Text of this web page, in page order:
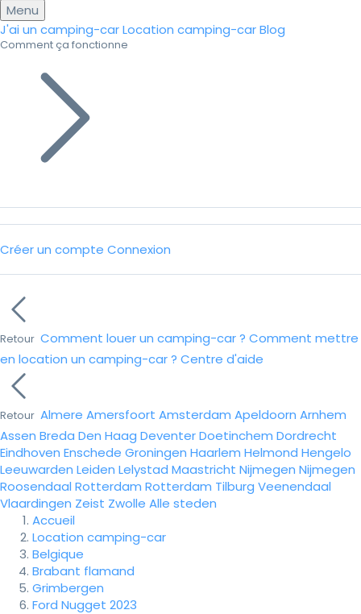
Menu
J'ai un camping-carLocation camping-carBlog
Comment ça fonctionne
Créer un compte Connexion
Retour Comment louer un camping-car ? Comment mettre
en location un camping-car ? Centre d'aide
Retour Almere Amersfoort Amsterdam Apeldoorn Arnhem
Assen Breda Den Haag DeventerDoetinchem Dordrecht
Eindhoven Enschede Groningen Haarlem Helmond Hengelo
Leeuwarden Leiden Lelystad Maastricht Nijmegen Nijmegen
Roosendaal Rotterdam Rotterdam Tilburg Veenendaal
Vlaardingen Zeist Zwolle Alle steden
Accueil
Location camping-car
Belgique
Brabant flamand
Grimbergen
Ford Nugget 2023